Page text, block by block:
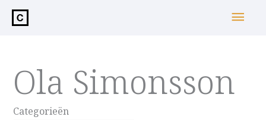
inhoud
Ola Simonsson
Categorieën
Categorieën